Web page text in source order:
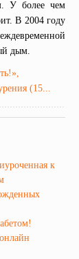
У более чем
В 2004 году
дым.
(15...
к